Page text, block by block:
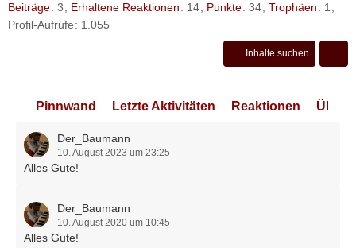
Beiträge 3 Erhaltene Reaktionen 14 Punkte 34 Trophäen
1
Profil-Aufrufe
1.055
Inhalte suchen
Pinnwand Letzte Aktivitäten Reaktionen Über
Der_Baumann
10. August 2023 um 23:25
Alles Gute!
Der_Baumann
10. August 2020 um 10:45
Alles Gute!